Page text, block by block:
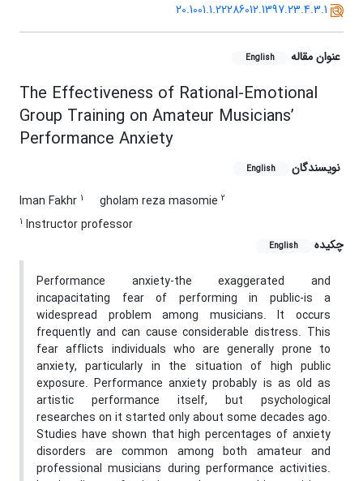
20.1001.1.22286012.1397.23.4.3.1
عنوان مقاله English
The Effectiveness of Rational-Emotional
Group Training on Amateur Musicians’
Performance Anxiety
نویسندگان English
Iman Fakhr 1 gholam reza masomie 2
1 Instructor professor
چکیده
English
Performance anxiety-the exaggerated and
incapacitating fear of performing in public-is a
widespread problem among musicians. It occurs
frequently and can cause considerable distress. This
fear afflicts individuals who are generally prone to
anxiety, particularly in the situation of high public
exposure. Performance anxiety probably is as old as
artistic performance itself, but psychological
researches on it started only about some decades ago.
Studies have shown that high percentages of anxiety
disorders are common among both amateur and
professional musicians during performance activities.